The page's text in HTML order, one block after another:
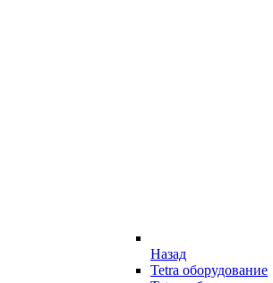
Назад
Tetra оборудование